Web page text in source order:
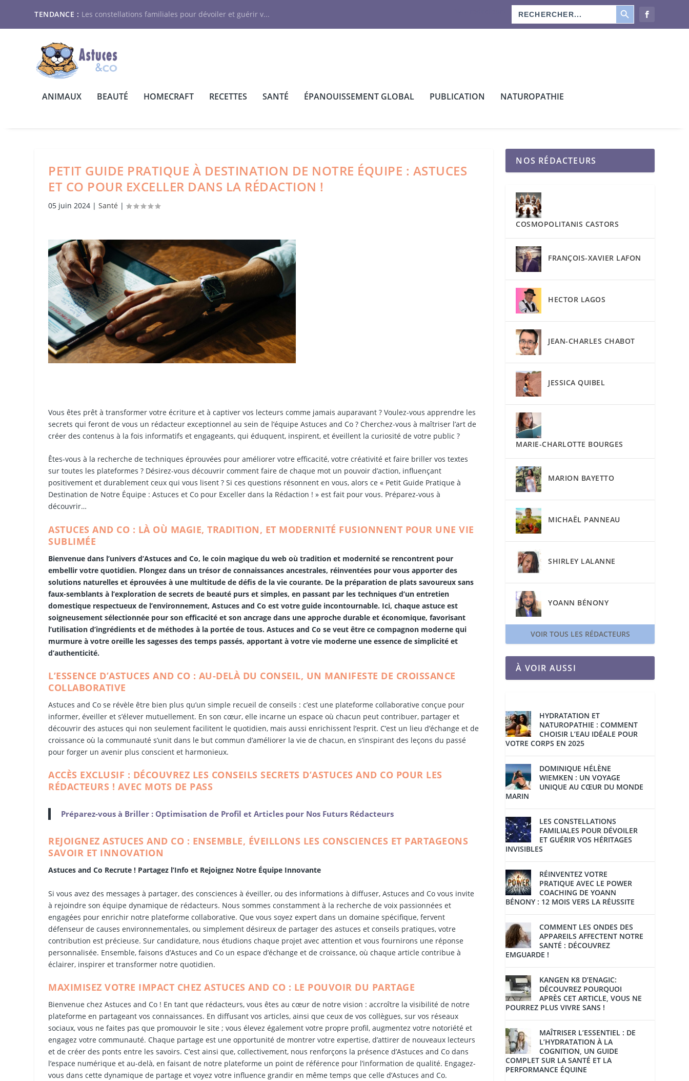
TENDANCE : Les constellations familiales pour dévoiler et guérir v...
Search
for:
SEARCH BUTTON
ANIMAUX BEAUTÉ HOMECRAFT RECETTES SANTÉ ÉPANOUISSEMENT GLOBAL PUBLICATION NATUROPATHIE
PETIT GUIDE PRATIQUE À DESTINATION DE NOTRE ÉQUIPE : ASTUCES
ET CO POUR EXCELLER DANS LA RÉDACTION !
05 juin 2024 |Santé |
Vous êtes prêt à transformer votre écriture et à captiver vos lecteurs comme jamais auparavant ? Voulez-vous apprendre les
secrets qui feront de vous un rédacteur exceptionnel au sein de l’équipe Astuces and Co ? Cherchez-vous à maîtriser l’art de
créer des contenus à la fois informatifs et engageants, qui éduquent, inspirent, et éveillent la curiosité de votre public ?
Êtes-vous à la recherche de techniques éprouvées pour améliorer votre efficacité, votre créativité et faire briller vos textes
sur toutes les plateformes ? Désirez-vous découvrir comment faire de chaque mot un pouvoir d’action, influençant
positivement et durablement ceux qui vous lisent ? Si ces questions résonnent en vous, alors ce « Petit Guide Pratique à
Destination de Notre Équipe : Astuces et Co pour Exceller dans la Rédaction ! » est fait pour vous. Préparez-vous à
découvrir…
ASTUCES AND CO : LÀ OÙ MAGIE, TRADITION, ET MODERNITÉ FUSIONNENT POUR UNE VIE
SUBLIMÉE
Bienvenue dans l’univers d’Astuces and Co, le coin magique du web où tradition et modernité se rencontrent pour
embellir votre quotidien. Plongez dans un trésor de connaissances ancestrales, réinventées pour vous apporter des
solutions naturelles et éprouvées à une multitude de défis de la vie courante. De la préparation de plats savoureux sans
faux-semblants à l’exploration de secrets de beauté purs et simples, en passant par les techniques d’un entretien
domestique respectueux de l’environnement, Astuces and Co est votre guide incontournable. Ici, chaque astuce est
soigneusement sélectionnée pour son efficacité et son ancrage dans une approche durable et économique, favorisant
l’utilisation d’ingrédients et de méthodes à la portée de tous. Astuces and Co se veut être ce compagnon moderne qui
murmure à votre oreille les sagesses des temps passés, apportant à votre vie moderne une essence de simplicité et
d’authenticité.
L’ESSENCE D’ASTUCES AND CO : AU-DELÀ DU CONSEIL, UN MANIFESTE DE CROISSANCE
COLLABORATIVE
Astuces and Co se révèle être bien plus qu’un simple recueil de conseils : c’est une plateforme collaborative conçue pour
informer, éveiller et s’élever mutuellement. En son cœur, elle incarne un espace où chacun peut contribuer, partager et
découvrir des astuces qui non seulement facilitent le quotidien, mais aussi enrichissent l’esprit. C’est un lieu d’échange et de
croissance où la communauté s’unit dans le but commun d’améliorer la vie de chacun, en s’inspirant des leçons du passé
pour forger un avenir plus conscient et harmonieux.
ACCÈS EXCLUSIF : DÉCOUVREZ LES CONSEILS SECRETS D’ASTUCES AND CO POUR LES
RÉDACTEURS ! AVEC MOTS DE PASS
Préparez-vous à Briller : Optimisation de Profil et Articles pour Nos Futurs Rédacteurs
REJOIGNEZ ASTUCES AND CO : ENSEMBLE, ÉVEILLONS LES CONSCIENCES ET PARTAGEONS
SAVOIR ET INNOVATION
Astuces and Co Recrute ! Partagez l’Info et Rejoignez Notre Équipe Innovante
Si vous avez des messages à partager, des consciences à éveiller, ou des informations à diffuser, Astuces and Co vous invite
à rejoindre son équipe dynamique de rédacteurs. Nous sommes constamment à la recherche de voix passionnées et
engagées pour enrichir notre plateforme collaborative. Que vous soyez expert dans un domaine spécifique, fervent
défenseur de causes environnementales, ou simplement désireux de partager des astuces et conseils pratiques, votre
contribution est précieuse. Sur candidature, nous étudions chaque projet avec attention et vous fournirons une réponse
personnalisée. Ensemble, faisons d’Astuces and Co un espace d’échange et de croissance, où chaque article contribue à
éclairer, inspirer et transformer notre quotidien.
MAXIMISEZ VOTRE IMPACT CHEZ ASTUCES AND CO : LE POUVOIR DU PARTAGE
Bienvenue chez Astuces and Co ! En tant que rédacteurs, vous êtes au cœur de notre vision : accroître la visibilité de notre
plateforme en partageant vos connaissances. En diffusant vos articles, ainsi que ceux de vos collègues, sur vos réseaux
sociaux, vous ne faites pas que promouvoir le site ; vous élevez également votre propre profil, augmentez votre notoriété et
engagez votre communauté. Chaque partage est une opportunité de montrer votre expertise, d’attirer de nouveaux lecteurs
et de créer des ponts entre les savoirs. C’est ainsi que, collectivement, nous renforçons la présence d’Astuces and Co dans
l’espace numérique et au-delà, en faisant de notre plateforme un point de référence pour l’information de qualité. Engagez-
vous dans cette dynamique de partage et voyez votre influence grandir en même temps que celle d’Astuces and Co.
NOS RÉDACTEURS
COSMOPOLITANIS CASTORS
FRANÇOIS-XAVIER LAFON
HECTOR LAGOS
JEAN-CHARLES CHABOT
JESSICA QUIBEL
MARIE-CHARLOTTE BOURGES
MARION BAYETTO
MICHAËL PANNEAU
SHIRLEY LALANNE
YOANN BÉNONY
VOIR TOUS LES RÉDACTEURS
À VOIR AUSSI
HYDRATATION ET
NATUROPATHIE : COMMENT
CHOISIR L’EAU IDÉALE POUR
VOTRE CORPS EN 2025
DOMINIQUE HÉLÈNE
WIEMKEN : UN VOYAGE
UNIQUE AU CŒUR DU MONDE
MARIN
LES CONSTELLATIONS
FAMILIALES POUR DÉVOILER
ET GUÉRIR VOS HÉRITAGES
INVISIBLES
RÉINVENTEZ VOTRE
PRATIQUE AVEC LE POWER
COACHING DE YOANN
BÉNONY : 12 MOIS VERS LA RÉUSSITE
COMMENT LES ONDES DES
APPAREILS AFFECTENT NOTRE
SANTÉ : DÉCOUVREZ
EMGUARDE !
KANGEN K8 D’ENAGIC:
DÉCOUVREZ POURQUOI
APRÈS CET ARTICLE, VOUS NE
POURREZ PLUS VIVRE SANS !
MAÎTRISER L’ESSENTIEL : DE
L’HYDRATATION À LA
COGNITION, UN GUIDE
COMPLET SUR LA SANTÉ ET LA
PERFORMANCE ÉQUINE